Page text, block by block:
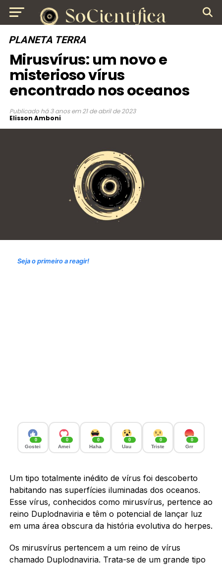
PLANETA TERRA
Mirusvírus: um novo e
misterioso vírus
encontrado nos oceanos
Publicado há 3 anos em 21 de abril de 2023
Elisson Amboni
Seja o primeiro a reagir!
0
Gostei
0
Amei
0
Haha
0
Uau
0
Triste
0
Grr
Um tipo totalmente inédito de vírus foi descoberto
habitando nas superfícies iluminadas dos oceanos.
Esse vírus, conhecidos como mirusvírus, pertence ao
reino Duplodnaviria e têm o potencial de lançar luz
em uma área obscura da história evolutiva do herpes.
Os mirusvírus pertencem a um reino de vírus
chamado Duplodnaviria. Trata-se de um grande tipo